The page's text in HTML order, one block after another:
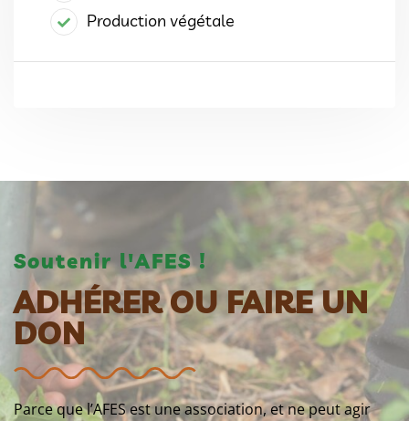
Production végétale
Soutenir l'AFES !
ADHÉRER OU FAIRE UN
DON
Parce que l’AFES est une association, et ne peut agir